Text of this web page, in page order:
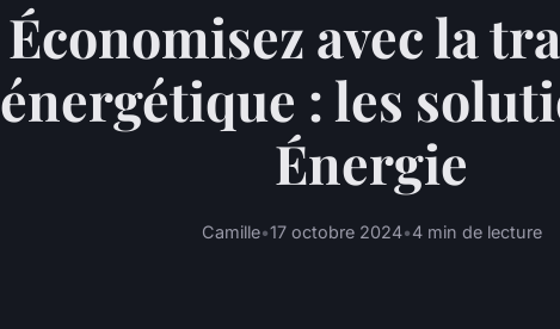
Économisez avec la
énergétique : les
Énergie
Camille•17 octobre 2024•4 min de lecture